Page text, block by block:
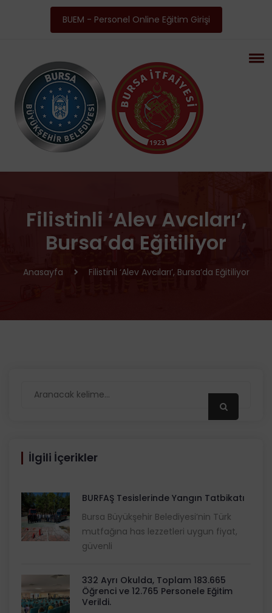
BUEM - Personel Online Eğitim Girişi
Filistinli ‘alev Avcıları’,
Bursa’da Eğitiliyor
Anasayfa Filistinli ‘alev Avcıları’, Bursa’da Eğitiliyor
İlgili İçerikler
BURFAŞ Tesislerinde Yangın Tatbikatı
Bursa Büyükşehir Belediyesi’nin Türk
mutfağına has lezzetleri uygun fiyat,
güvenli
332 Ayrı Okulda, Toplam 183.665
Öğrenci ve 12.765 Personele Eğitim
Verildi.